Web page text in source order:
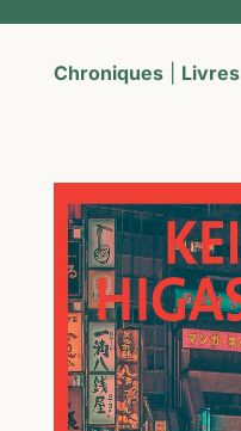
Chroniques| Livres